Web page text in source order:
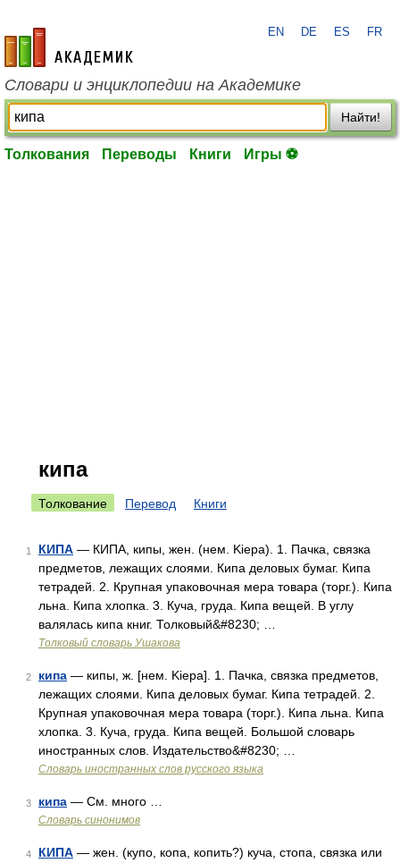
academic.ru
EN DE ES FR
Словари и энциклопедии на Академике
Найти!
Толкования Переводы Книги Игры ⚽
кипа
Толкование Перевод Книги
1 КИПА — КИПА, кипы, жен. (нем. Kiepa). 1. Пачка, связка
предметов, лежащих слоями. Кипа деловых бумаг. Кипа
тетрадей. 2. Крупная упаковочная мера товара (торг.). Кипа
льна. Кипа хлопка. 3. Куча, груда. Кипа вещей. В углу
валялась кипа книг. Толковый&#8230; …
Толковый словарь Ушакова
2 кипа — кипы, ж. [нем. Kiepa]. 1. Пачка, связка предметов,
лежащих слоями. Кипа деловых бумаг. Кипа тетрадей. 2.
Крупная упаковочная мера товара (торг.). Кипа льна. Кипа
хлопка. 3. Куча, груда. Кипа вещей. Большой словарь
иностранных слов. Издательство&#8230; …
Словарь иностранных слов русского языка
3 кипа — См. много …
Словарь синонимов
4 КИПА — жен. (купо, копа, копить?) куча, стопа, связка или